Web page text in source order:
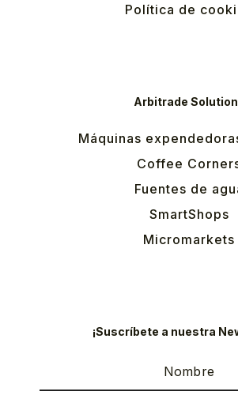
Política de
Arbitrade
Máquinas
Coffee
Fuentes de
SmartShops
Micromarkets
¡Suscríbete a nuestra